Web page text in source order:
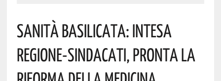
Sanità Basilicata: Intesa
Regione-Sindacati, Pronta La